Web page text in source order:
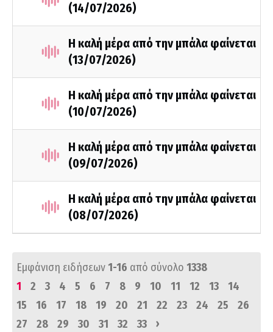
(14/07/2026)
Η καλή μέρα από την μπάλα φαίνεται
(13/07/2026)
Η καλή μέρα από την μπάλα φαίνεται
(10/07/2026)
Η καλή μέρα από την μπάλα φαίνεται
(09/07/2026)
Η καλή μέρα από την μπάλα φαίνεται
(08/07/2026)
Εμφάνιση ειδήσεων1-16 από σύνολο 1338
1
2 3 4 5 6 7 8 9 10 11 12 13
14
15
16 17 18 19 20 21 22 23 24 25
26
27
28 29 30 31 32 33 ›